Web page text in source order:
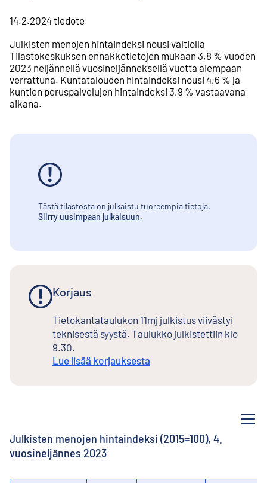
14.2.2024tiedote
Julkisten menojen hintaindeksi nousi valtiolla
Tilastokeskuksen ennakkotietojen mukaan 3,8 % vuoden
2023 neljännellä vuosineljänneksellä vuotta aiempaan
verrattuna. Kuntatalouden hintaindeksi nousi 4,6 % ja
kuntien peruspalvelujen hintaindeksi 3,9 % vastaavana
aikana.
Tästä tilastosta on julkaistu tuoreempia tietoja.
Siirry uusimpaan julkaisuun.
Korjaus
Tietokantataulukon 11mj julkistus viivästyi
teknisestä syystä. Taulukko julkistettiin klo
9.30.
Lue lisää korjauksesta
Julkisten menojen hintaindeksi (2015=100), 4.
vuosineljännes 2023